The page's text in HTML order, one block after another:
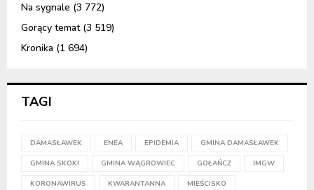
Na sygnale (3 772)
Gorący temat(3 519)
Kronika (1 694)
TAGI
DAMASŁAWEK ENEA EPIDEMIA GMINA DAMASŁAWEK
GMINA SKOKI GMINA WĄGROWIEC GOŁAŃCZ IMGW
KORONAWIRUS KWARANTANNA MIEŚCISKO